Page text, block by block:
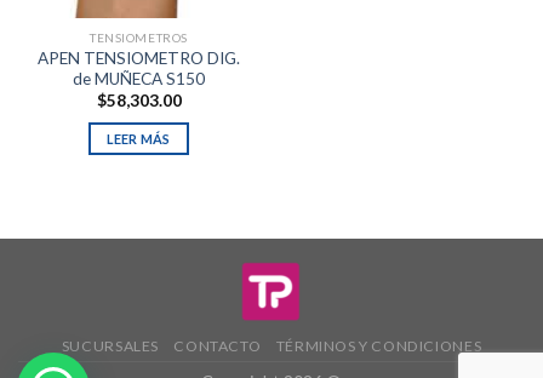
TENSIOMETROS
APEN TENSIOMETRO DIG.
de MUÑECA S150
$58,303.00
LEER MÁS
SUCURSALES CONTACTO TÉRMINOS Y CONDICIONES